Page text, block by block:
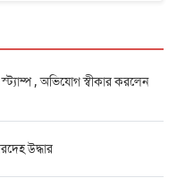
, অভিযোগ স্বীকার করলেন
উদ্ধার